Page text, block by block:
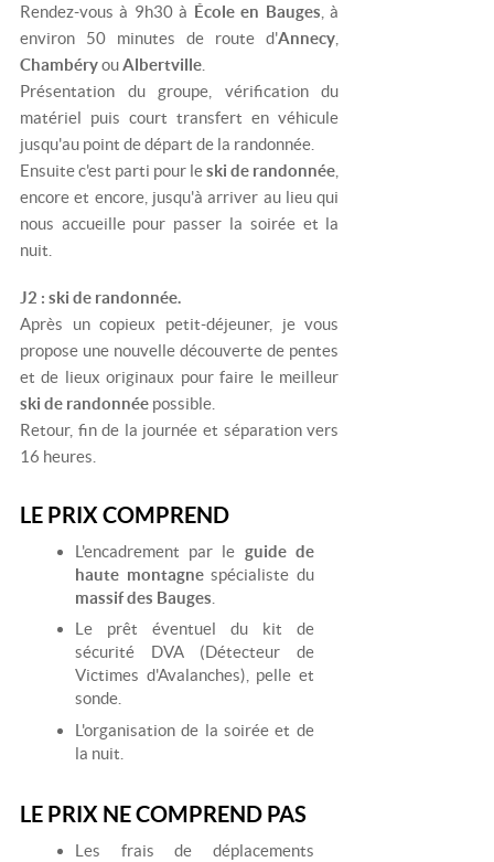
Rendez-vous à 9h30 à École en Bauges , à
environ 50 minutes de route d'Annecy
ChambéryouAlbertville.
Présentation du groupe, vérification du
matériel puis court transfert en véhicule
jusqu'au point de départ de la randonnée.
Ensuite c'est parti pour leski de randonnée
encore et encore, jusqu'à arriver au lieu qui
nous accueille pour passer la soirée et la
nuit.
J2 : ski de randonnée.
Après un copieux petit-déjeuner, je vous
propose une nouvelle découverte de pentes
et de lieux originaux pour faire le meilleur
ski de randonnée possible.
Retour, fin de la journée et séparation vers
16 heures.
LE PRIX COMPREND
L'encadrement par le guide de
haute montagnespécialiste du
massif des Bauges
Le prêt éventuel du kit de
sécurité DVA (Détecteur de
Victimes d'Avalanches), pelle et
sonde.
L'organisation de la soirée et de
la nuit.
LE PRIX NE COMPREND PAS
Les frais de déplacements